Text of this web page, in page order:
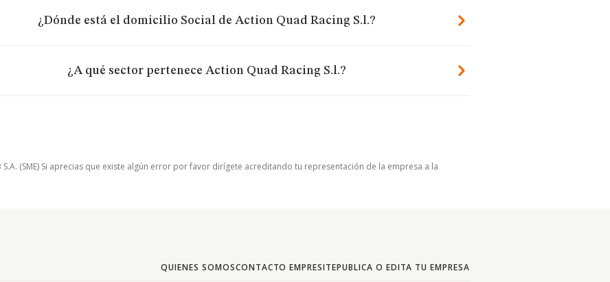
¿Dónde está el domicilio Social de Action Quad Racing S.l.?
¿A qué sector pertenece Action Quad Racing S.l.?
(SME) Si aprecias que existe algún error por favor dirígete acreditando tu representación de la empresa a la
QUIENES SOMOSCONTACTO EMPRESITEPUBLICA O EDITA TU EMPRESA